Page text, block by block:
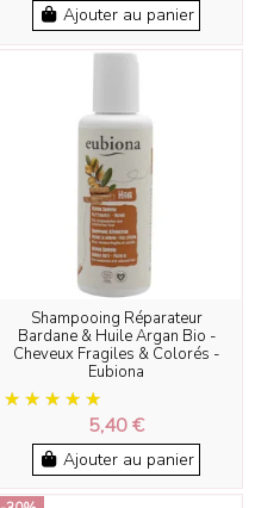
Ajouter au panier
Shampooing Réparateur
Bardane & Huile Argan Bio -
Cheveux Fragiles & Colorés -
Eubiona
5,40 €
Ajouter au panier